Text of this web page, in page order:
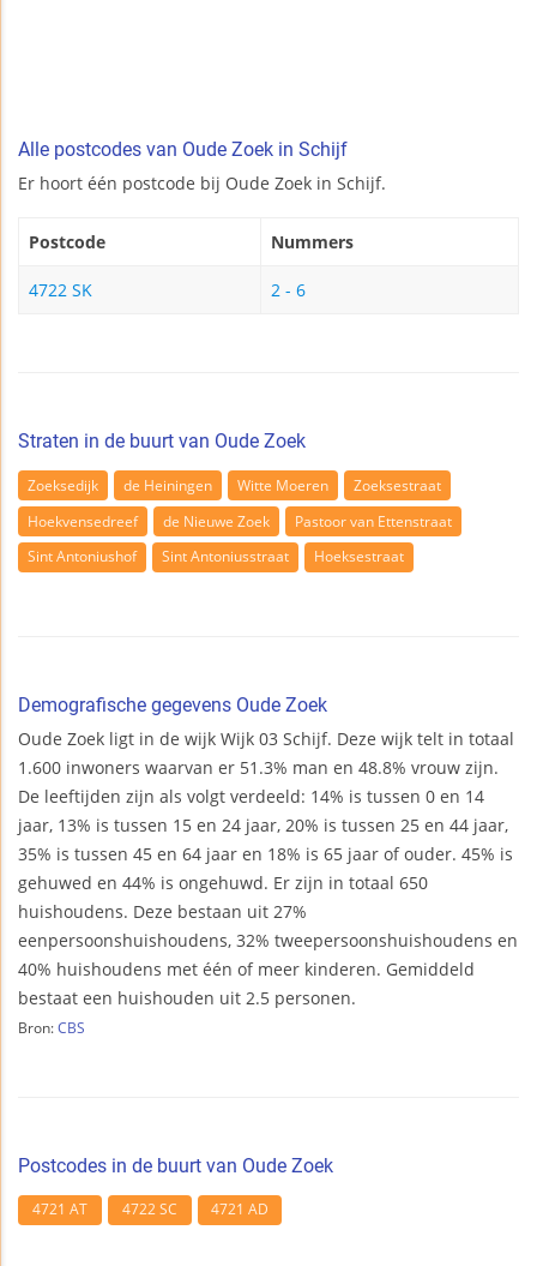
Alle postcodes van Oude Zoek in Schijf
Er hoort één postcode bij Oude Zoek in Schijf.
Postcode Nummers
4722 SK 2 - 6
Straten in de buurt van Oude Zoek
Zoeksedijk de Heiningen Witte Moeren
Zoeksestraat
Hoekvensedreef
de Nieuwe Zoek
Pastoor van Ettenstraat
Sint Antoniushof
Sint Antoniusstraat Hoeksestraat
Demografische gegevens Oude Zoek
Oude Zoek ligt in de wijk Wijk 03 Schijf. Deze wijk telt in totaal
1.600 inwoners waarvan er 51.3% man en 48.8% vrouw zijn.
De leeftijden zijn als volgt verdeeld: 14% is tussen 0 en 14
jaar, 13% is tussen 15 en 24 jaar, 20% is tussen 25 en 44 jaar,
35% is tussen 45 en 64 jaar en 18% is 65 jaar of ouder. 45% is
gehuwed en 44% is ongehuwd. Er zijn in totaal 650
huishoudens. Deze bestaan uit 27%
eenpersoonshuishoudens, 32% tweepersoonshuishoudens en
40% huishoudens met één of meer kinderen. Gemiddeld
bestaat een huishouden uit 2.5 personen.
Bron: CBS
Postcodes in de buurt van Oude Zoek
4721 AT 4722 SC 4721 AD